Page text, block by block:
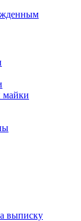
майки
выписку